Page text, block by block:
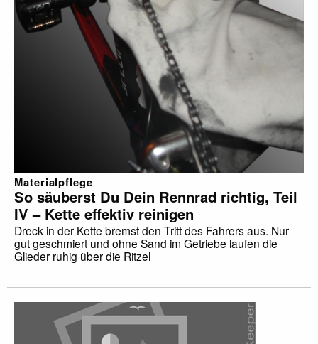
Materialpflege
So säuberst Du Dein Rennrad richtig, Teil
IV – Kette effektiv reinigen
Dreck in der Kette bremst den Tritt des Fahrers aus. Nur
gut geschmiert und ohne Sand im Getriebe laufen die
Glieder ruhig über die Ritzel